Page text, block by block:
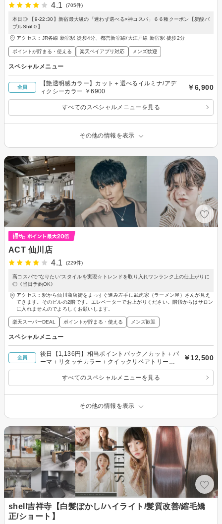
4.1
(705件)
本日◎ 【9-22:30】新宿最大級の「迷わず選べる×神コスパ」６６種クーポン【炭酸バ
ブルSh¥０】
アクセス：JR各線 新宿駅 徒歩4分、都営新宿線/大江戸線 新宿駅 徒歩2分
ポイントが貯まる・使える 楽天ペイアプリ対応 メンズ歓迎
スペシャルメニュー
全員
【艶透明感カラー】カット＋選べるイルミナ/アデ
ィクシーカラー ￥6900
￥6,900
すべてのスペシャルメニューを見る
その他の情報を表示
ACT 仙川店
4.1
(229件)
高コスパで”なりたい”スタイルを実現☆トレンドを取り入れワンランク上の仕上がりに
◎《当日予約OK》
アクセス：駅から仙川商店街をまっすぐ進み左手に武虎家（ラーメン屋）さんが見え
てきます。そのビルの2階です。エレベーターでお上がりください。階段からはサロン
に入れませんのでよろしくお願いします。
楽天スーパーDEAL ポイントが貯まる・使える メンズ歓迎
スペシャルメニュー
全員
後日【1,136円】相当ポイントバック／カット＋パ
ーマ＋リタッチカラー＋クイックリペアトリート
メント
￥12,500
すべてのスペシャルメニューを見る
その他の情報を表示
shell吉祥寺【白髪ぼかし/ハイライト/髪質改善/縮毛矯
正/ショート】